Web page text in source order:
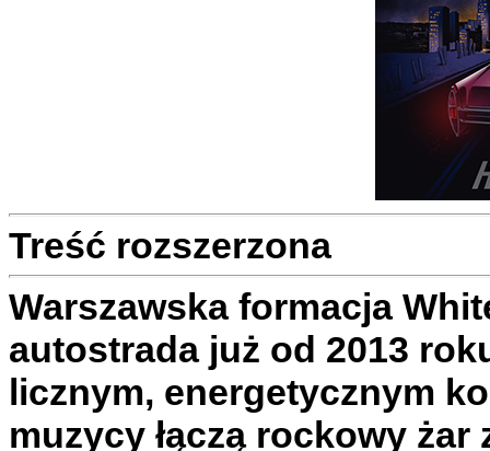
Treść rozszerzona
Warszawska formacja
autostrada już od 2013
licznym, energetycznym
muzycy łączą rockowy żar